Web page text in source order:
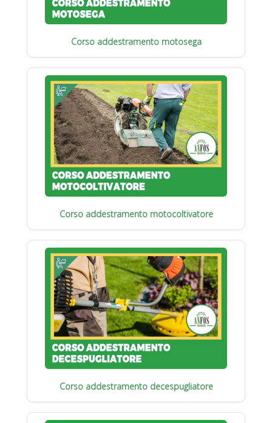
Corso addestramento motosega
Corso addestramento motocoltivatore
Corso addestramento decespugliatore